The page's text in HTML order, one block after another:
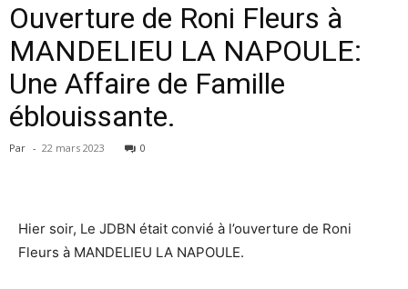
Ouverture de Roni Fleurs à
MANDELIEU LA NAPOULE:
Une Affaire de Famille
éblouissante.
Par - 22 mars 2023 0
Hier soir, Le JDBN était convié à l’ouverture de Roni
Fleurs à MANDELIEU LA NAPOULE.